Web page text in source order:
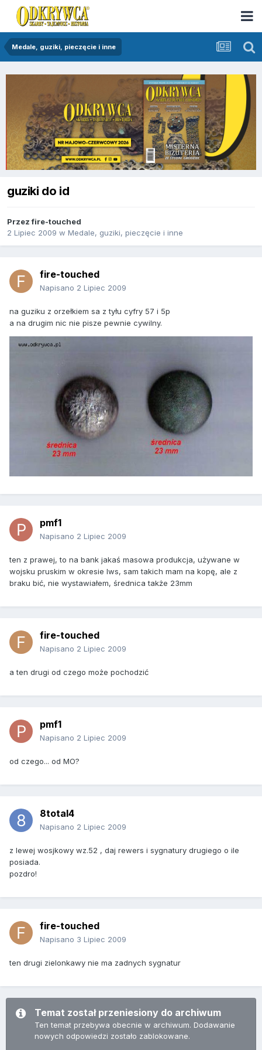
Medale, guziki, pieczęcie i inne
guziki do id
Przezfire-touched
2 Lipiec 2009 w Medale, guziki, pieczęcie i inne
fire-touched
Napisano 2 Lipiec 2009
na guziku z orzełkiem sa z tyłu cyfry 57 i 5p
a na drugim nic nie pisze pewnie cywilny.
pmf1
Napisano 2 Lipiec 2009
ten z prawej, to na bank jakaś masowa produkcja, używane w
wojsku pruskim w okresie Iws, sam takich mam na kopę, ale z
braku bić, nie wystawiałem, średnica także 23mm
fire-touched
Napisano 2 Lipiec 2009
a ten drugi od czego może pochodzić
pmf1
Napisano 2 Lipiec 2009
od czego... od MO?
8total4
Napisano 2 Lipiec 2009
z lewej wosjkowy wz.52 , daj rewers i sygnatury drugiego o ile
posiada.
pozdro!
fire-touched
Napisano 3 Lipiec 2009
ten drugi zielonkawy nie ma zadnych sygnatur
Temat został przeniesiony do archiwum
Ten temat przebywa obecnie w archiwum. Dodawanie
nowych odpowiedzi zostało zablokowane.